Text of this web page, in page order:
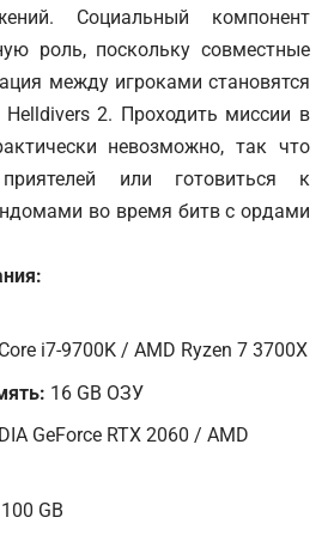
Социальный компонент
роль, поскольку совместные
между игроками становятся
2. Проходить миссии в
невозможно, так что
или готовиться к
во время битв с ордами
i7-9700K / AMD Ryzen 7 3700X
16 GB ОЗУ
GeForce RTX 2060 / AMD
100 GB